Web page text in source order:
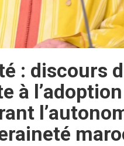
: discours
à l’adoption